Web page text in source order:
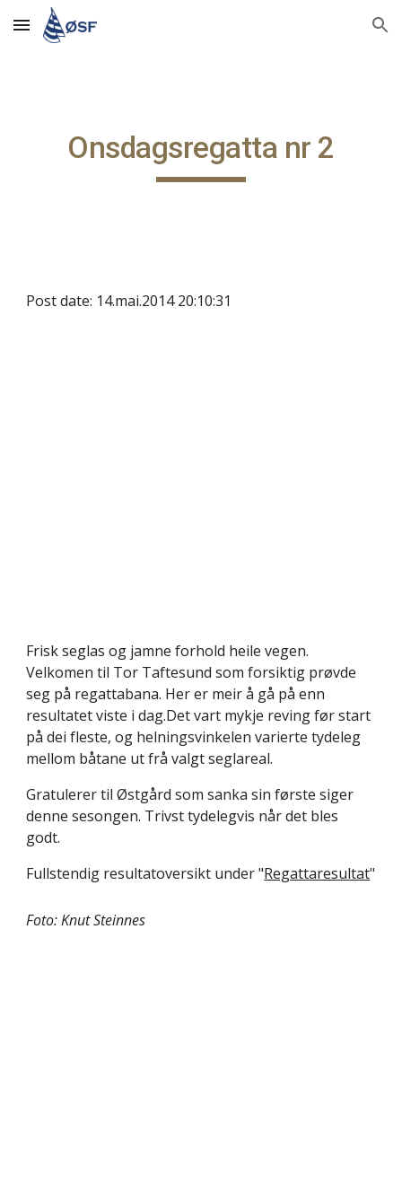
Skip to main content Skip to navigation
Onsdagsregatta nr 2
Post date: 14.mai.2014 20:10:31
Frisk seglas og jamne forhold heile vegen.
Velkomen til Tor Taftesund som forsiktig prøvde
seg på regattabana. Her er meir å gå på enn
resultatet viste i dag.Det vart mykje reving før start
på dei fleste, og helningsvinkelen varierte tydeleg
mellom båtane ut frå valgt seglareal.
Gratulerer til Østgård som sanka sin første siger
denne sesongen. Trivst tydelegvis når det bles
godt.
Fullstendig resultatoversikt under "Regattaresultat"
Foto: Knut Steinnes